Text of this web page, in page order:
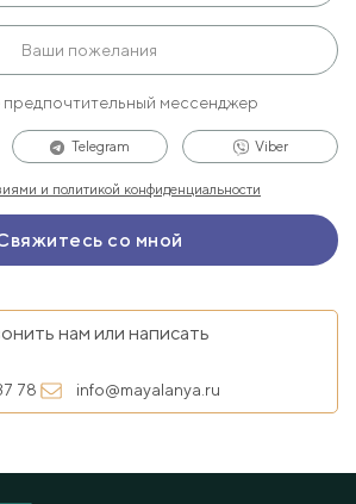
мессенджер
Telegram Viber
и политикой конфиденциальности
нам или написать
78 info@mayalanya.ru